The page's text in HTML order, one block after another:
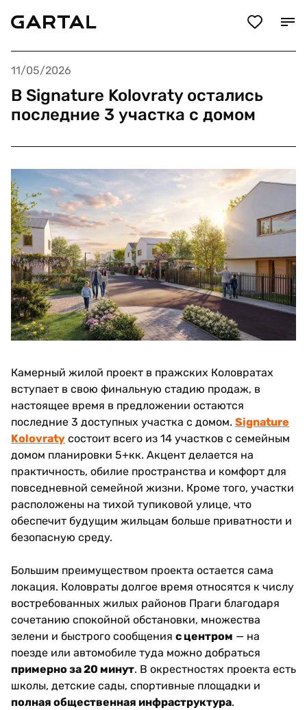
11/05/2026
В Signature Kolovraty остались
последние 3 участка с домом
Камерный жилой проект в пражских Коловратах
вступает в свою финальную стадию продаж, в
настоящее время в предложении остаются
последние 3 доступных участка с домом. Signature
Kolovraty состоит всего из 14 участков с семейным
домом планировки 5+кк. Акцент делается на
практичность, обилие пространства и комфорт для
повседневной семейной жизни. Кроме того, участки
расположены на тихой тупиковой улице, что
обеспечит будущим жильцам больше приватности и
безопасную среду.
Большим преимуществом проекта остается сама
локация. Коловраты долгое время относятся к числу
востребованных жилых районов Праги благодаря
сочетанию спокойной обстановки, множества
зелени и быстрого сообщения с центром — на
поезде или автомобиле туда можно добраться
примерно за 20 минут. В окрестностях проекта есть
школы, детские сады, спортивные площадки и
полная общественная инфраструктура.